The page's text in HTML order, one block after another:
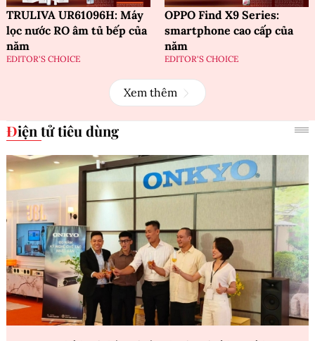
TRULIVA UR61096H: Máy
lọc nước RO âm tủ bếp của
năm
EDITOR'S CHOICE
OPPO Find X9 Series:
smartphone cao cấp của
năm
EDITOR'S CHOICE
Xem thêm
Điện tử tiêu dùng